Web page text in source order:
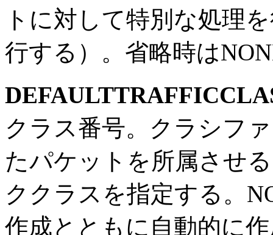
トに対して特別な処理
行する）。省略時は
クラス番号。クラシフ
たパケットを所属させ
ククラスを指定する。
作成とともに自動的に